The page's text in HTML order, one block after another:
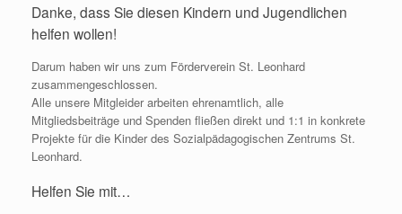
Danke, dass Sie diesen Kindern und Jugendlichen
helfen wollen!
Darum haben wir uns zum Förderverein St. Leonhard
zusammengeschlossen.
Alle unsere Mitgleider arbeiten ehrenamtlich, alle
Mitgliedsbeiträge und Spenden fließen direkt und 1:1 in konkrete
Projekte für die Kinder des Sozialpädagogischen Zentrums St.
Leonhard.
Helfen Sie mit…